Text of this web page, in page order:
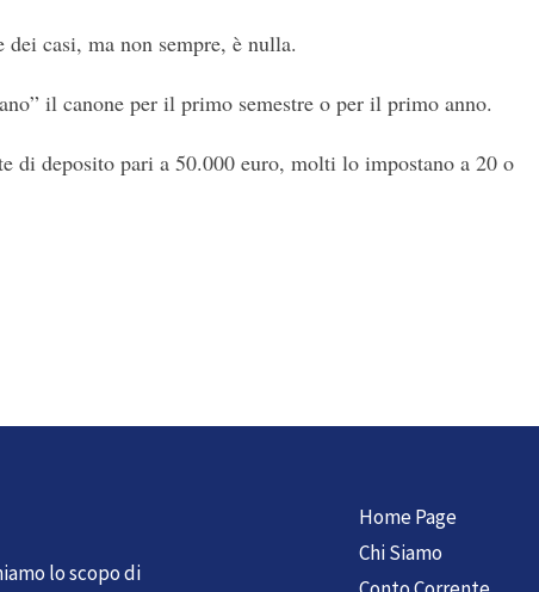
casi, ma non sempre, è nulla.
il canone per il primo semestre o per il primo anno.
di deposito pari a 50.000 euro, molti lo impostano a 20 o
lo scopo di
Home Page
Chi Siamo